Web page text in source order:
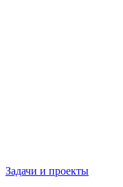
Задачи и проекты